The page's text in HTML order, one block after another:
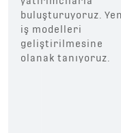
buluşturuyoruz.
iş modelleri
geliştirilmesine
olanak tanıyoruz.